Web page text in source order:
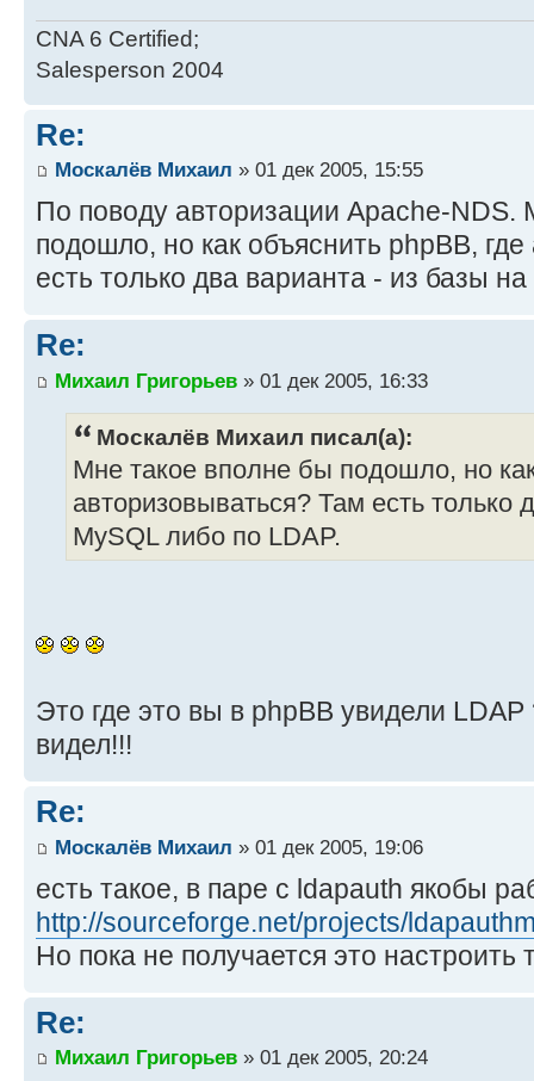
CNA 6 Certified;
Salesperson 2004
Re:
Москалёв Михаил » 01 дек 2005, 15:55
По поводу авторизации Apache-NDS.
подошло, но как объяснить phpBB,
есть только два варианта - из базы
Re:
Михаил Григорьев » 01 дек 2005, 16:33
Москалёв Михаил писал(а):
Мне такое вполне бы подошло, но
авторизовываться? Там есть только
MySQL либо по LDAP.
Это где это вы в phpBB увидели
видел!!!
Re:
Москалёв Михаил » 01 дек 2005, 19:06
есть такое, в паре с ldapauth якобы
http://sourceforge.net/projects/
Но пока не получается это настроить
Re:
Михаил Григорьев » 01 дек 2005, 20:24